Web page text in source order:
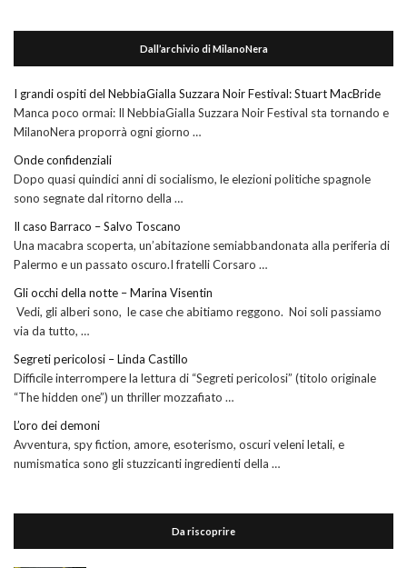
Dall’archivio di MilanoNera
I grandi ospiti del NebbiaGialla Suzzara Noir Festival: Stuart MacBride
Manca poco ormai: Il NebbiaGialla Suzzara Noir Festival sta tornando e
MilanoNera proporrà ogni giorno …
Onde confidenziali
Dopo quasi quindici anni di socialismo, le elezioni politiche spagnole
sono segnate dal ritorno della …
Il caso Barraco – Salvo Toscano
Una macabra scoperta, un’abitazione semiabbandonata alla periferia di
Palermo e un passato oscuro.I fratelli Corsaro …
Gli occhi della notte – Marina Visentin
Vedi, gli alberi sono, le case che abitiamo reggono. Noi soli passiamo
via da tutto, …
Segreti pericolosi – Linda Castillo
Difficile interrompere la lettura di “Segreti pericolosi” (titolo originale
“The hidden one”) un thriller mozzafiato …
L’oro dei demoni
Avventura, spy fiction, amore, esoterismo, oscuri veleni letali, e
numismatica sono gli stuzzicanti ingredienti della …
Da riscoprire